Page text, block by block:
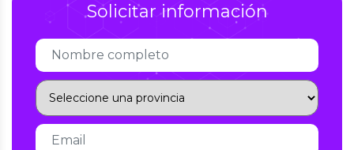
Solicitar información